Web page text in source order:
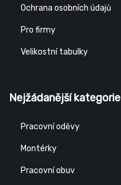
Ochrana osobních údajů
Pro firmy
Velikostní tabulky
Nejžádanější kategorie
Pracovní oděvy
Montérky
Pracovní obuv